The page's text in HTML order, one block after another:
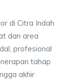
di Citra Indah
dan area
profesional
tahap
akhir